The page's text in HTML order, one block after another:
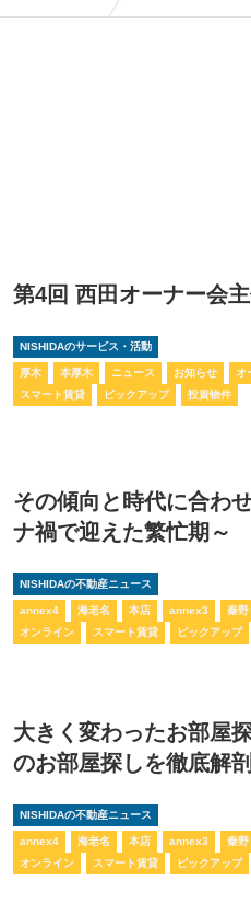
第4回 西田オーナー会
NISHIDAのサービス・活動
厚木 本厚木 ニュース お知らせ オ
スマート賃貸
ピックアップ 投資物件
その傾向と時代に合わ
ナ禍で迎えた繁忙期～
NISHIDAの不動産ニュース
annex4 海老名 本店 annex3 秦野
オンライン
スマート賃貸 ピックアップ
大きく変わったお部屋
のお部屋探しを徹底解
NISHIDAの不動産ニュース
annex4 海老名 本店 annex3 秦野
オンライン
スマート賃貸 ピックアップ